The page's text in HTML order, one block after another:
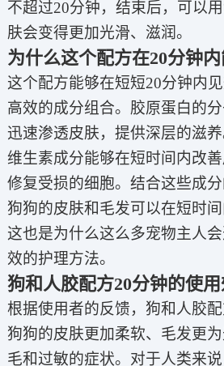
不超过20分钟，结束后，可以
肤会变得更加光滑、滋润。
为什么这个配方在20分钟内
这个配方能够在短短20分钟内
高效的成分组合。胶原蛋白的
迅速渗透皮肤，提供深层的滋
维生素成分能够在短时间内改善
修复受损的细胞。结合这些成
狗狗的皮肤和毛发可以在短时间
这也是为什么这么多宠物主人
效的护理方法。
狗和人胶配方20分钟的使
根据使用者的反馈，狗和人胶
狗狗的皮肤更加柔软、毛发更
毛和过敏的症状。对于人类来